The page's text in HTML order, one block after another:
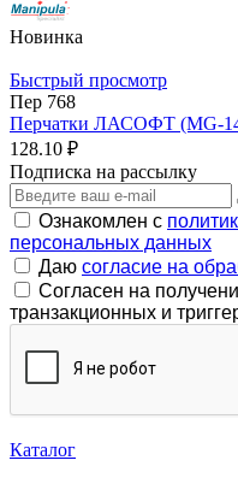
Новинка
Быстрый просмотр
Пер 768
Перчатки ЛАСОФТ (MG-
128.10 ₽
Подписка на рассылку
Ознакомлен с
персональных данных
Даю согласие на
Согласен на
транзакционных и
Каталог